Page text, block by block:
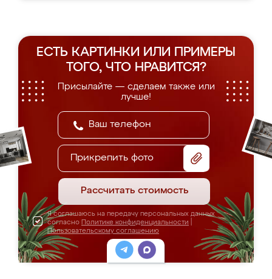
ЕСТЬ КАРТИНКИ ИЛИ ПРИМЕРЫ
ТОГО, ЧТО НРАВИТСЯ?
Присылайте — сделаем также или
лучше!
Прикрепить фото
Рассчитать стоимость
Я соглашаюсь на передачу персональных данных
согласно Политике конфиденциальности
Пользовательскому соглашению